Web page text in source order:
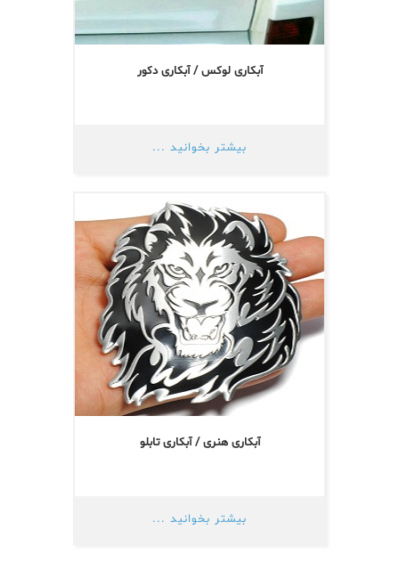
آبکاری لوکس / آبکاری دکور
بیشتر بخوانید ...
آبکاری هنری / آبکاری تابلو
بیشتر بخوانید ...